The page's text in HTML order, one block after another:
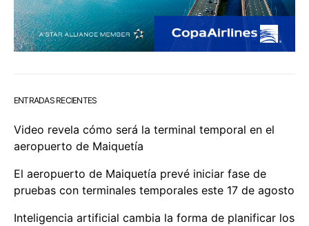
ENTRADAS RECIENTES
Video revela cómo será la terminal temporal en el
aeropuerto de Maiquetía
El aeropuerto de Maiquetía prevé iniciar fase de
pruebas con terminales temporales este 17 de agosto
Inteligencia artificial cambia la forma de planificar los